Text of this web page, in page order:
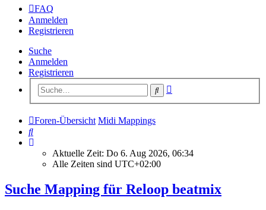
FAQ
Anmelden
Registrieren
Suche
Anmelden
Registrieren
Suche
Foren-Übersicht Midi Mappings
Suche
Aktuelle Zeit: Do 6. Aug 2026, 06:34
Alle Zeiten sind UTC+02:00
Suche Mapping für Reloop beatmix